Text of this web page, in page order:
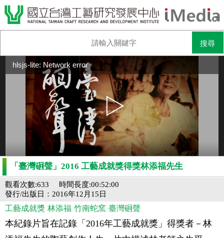
hlsjs-lite: Network error
「臺灣硘聲」2016 工藝成就獎得獎林添福先生
時間長度:00:52:00
觀看次數:633
發行/出版日：2016年12月15日
工藝成就獎 林添福 竹南蛇窯 臺灣硘聲
本紀錄片旨在記錄「2016年工藝成就獎」得獎者－林